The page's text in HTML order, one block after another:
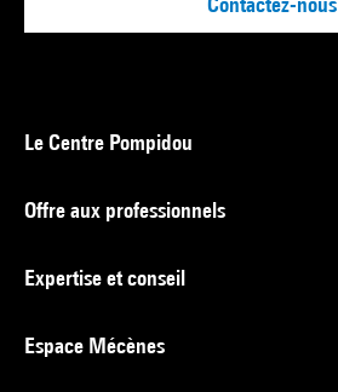
Le Centre Pompidou
Offre aux professionnels
Expertise et conseil
Espace Mécènes